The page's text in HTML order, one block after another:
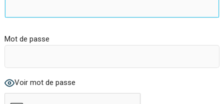
Mot de passe
Voir mot de passe